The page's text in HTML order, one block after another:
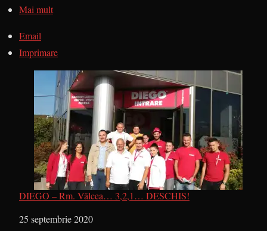
Mai mult
Email
Imprimare
DIEGO – Rm. Vâlcea… 3,2,1… DESCHIS!
Dată
25 septembrie 2020